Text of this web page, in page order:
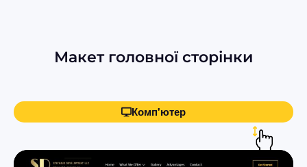
Макет головної сторінки
Комп'ютер